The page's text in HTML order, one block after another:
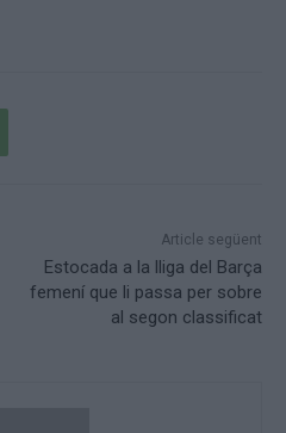
Article següent
Estocada a la lliga del Barça
femení que li passa per sobre
al segon classificat